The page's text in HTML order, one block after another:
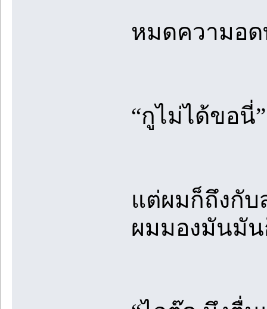
หมดความอด
“กูไม่ได้ขอนี่”
แต่ผมก็ถึงกับ
ผมมองมันมั